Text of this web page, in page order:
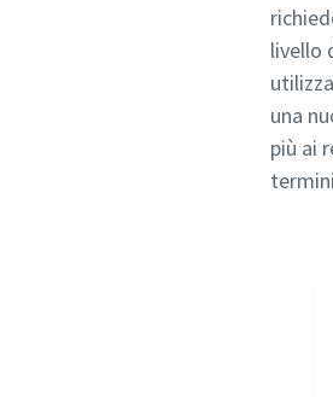
livello
una
più ai